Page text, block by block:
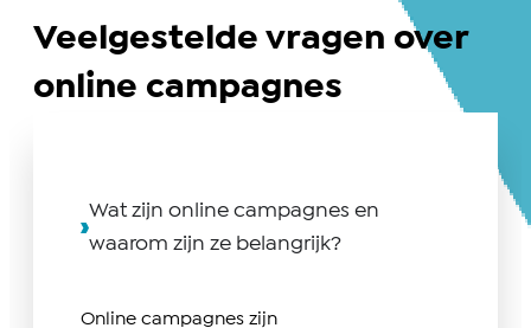
Veelgestelde vragen over
online campagnes
Wat zijn online campagnes en
waarom zijn ze belangrijk?
Online campagnes zijn